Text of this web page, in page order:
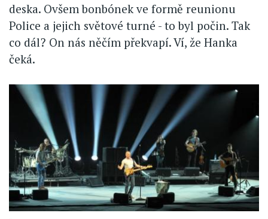
deska. Ovšem bonbónek ve formě reunionu
Police a jejich světové turné - to byl počin. Tak
co dál? On nás něčím překvapí. Ví, že Hanka
čeká.